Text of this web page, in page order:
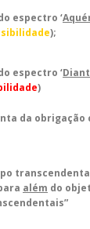
espectro ‘
);
espectro ‘
)
da
além do